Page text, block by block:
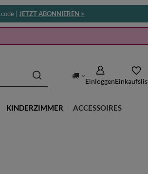
| JETZT ABONNIEREN >
Einloggen
KINDERZIMMER ACCESSOIRES